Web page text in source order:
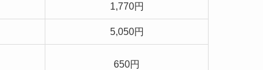
1,770円
5,050円
650円